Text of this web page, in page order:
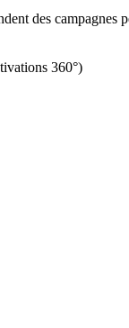
des campagnes
360°)